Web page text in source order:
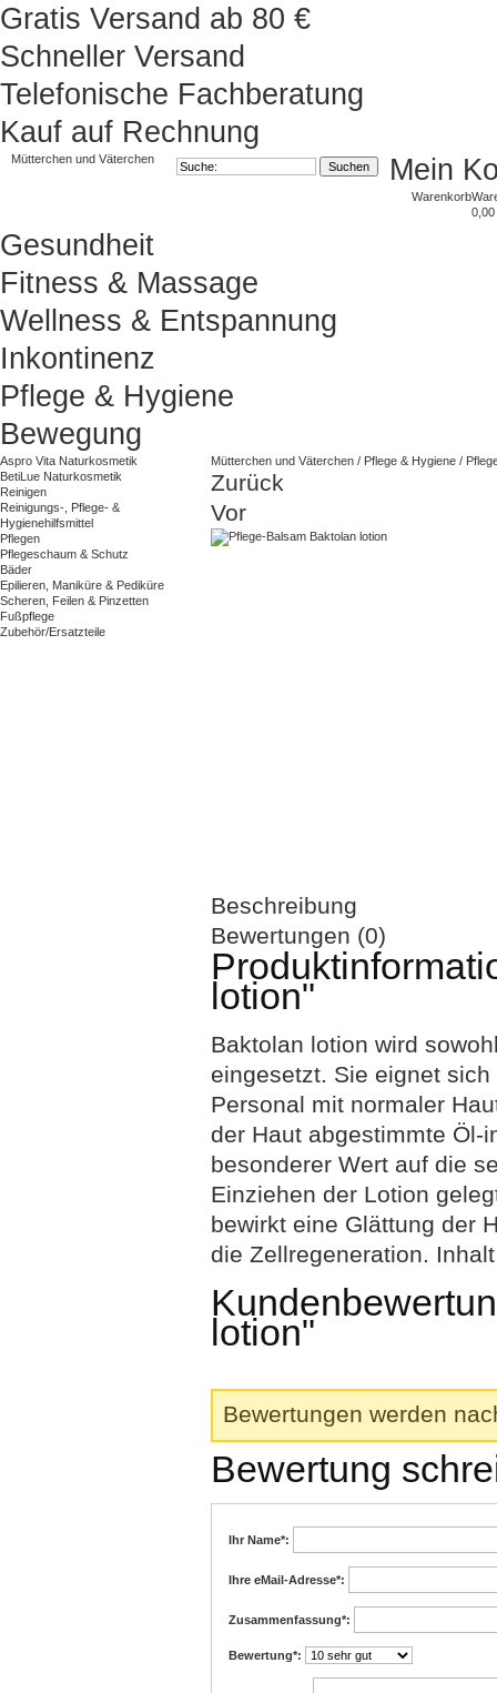
Gratis Versand ab 80 €
Schneller Versand
Telefonische Fachberatung
Kauf auf Rechnung
Mütterchen und Väterchen Mein
Warenkorb
0,00
Gesundheit
Fitness & Massage
Wellness & Entspannung
Inkontinenz
Pflege & Hygiene
Bewegung
Aspro Vita Naturkosmetik
BetiLue Naturkosmetik
Reinigen
Reinigungs-, Pflege- &
Hygienehilfsmittel
Pflegen
Pflegeschaum & Schutz
Bäder
Epilieren, Maniküre & Pediküre
Scheren, Feilen & Pinzetten
Fußpflege
Zubehör/Ersatzteile
Mütterchen und Väterchen / Pflege & Hygiene /
Zurück
Vor
Beschreibung
Bewertungen (0)
lotion"
Baktolan lotion wird
eingesetzt. Sie eignet
Personal mit normaler
der Haut abgestimmte Öl-
besonderer Wert auf die
Einziehen der Lotion
bewirkt eine Glättung der
die Zellregeneration.
lotion"
Bewertungen werden
Bewertung
Ihr Name*:
Ihre eMail-Adresse*:
Zusammenfassung*:
Bewertung*: